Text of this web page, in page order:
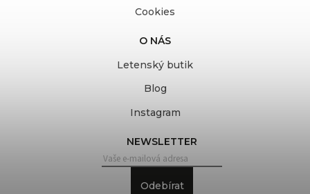
Cookies
O NÁS
Letenský butik
Blog
Instagram
NEWSLETTER
Odebírat